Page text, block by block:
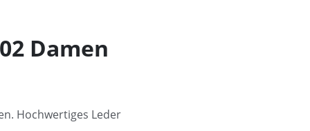
Damen
Hochwertiges Leder